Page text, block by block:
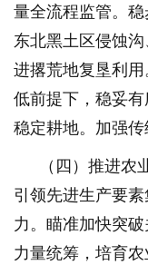
量全流程监管。
东北黑土区侵蚀
进撂荒地复垦利
低前提下，稳妥
稳定耕地。加强传
（四）推进
引领先进生产要
力。瞄准加快突
力量统筹，培育